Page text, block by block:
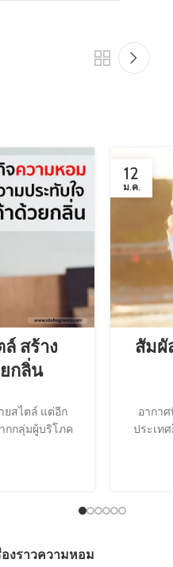
สร้าง
กลิ่น
ยสไตล์ แต่อีก
กกลุ่มผู้บริโภค
12
ม.ค.
สัมผั
อากา
ประเท
องราวความหอม